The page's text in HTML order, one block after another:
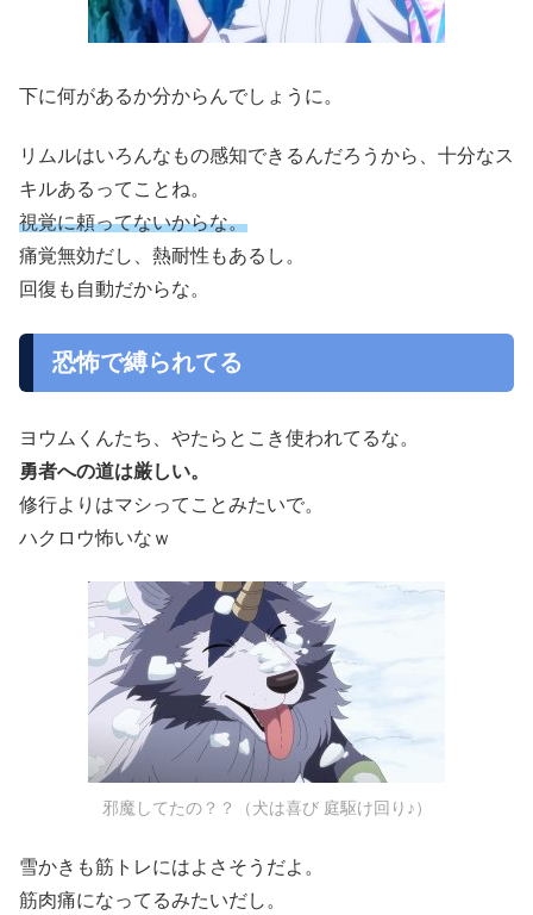
下に何があるか分からんでしょうに。
リムルはいろんなもの感知できるんだろうから、十分なス
キルあるってことね。
視覚に頼ってないからな。
痛覚無効だし、熱耐性もあるし。
回復も自動だからな。
恐怖で縛られてる
ヨウムくんたち、やたらとこき使われてるな。
勇者への道は厳しい。
修行よりはマシってことみたいで。
ハクロウ怖いなｗ
邪魔してたの？？（犬は喜び 庭駆け回り♪）
雪かきも筋トレにはよさそうだよ。
筋肉痛になってるみたいだし。